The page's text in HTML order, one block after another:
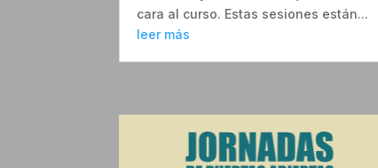
cara al curso. Estas sesiones están...
leer más